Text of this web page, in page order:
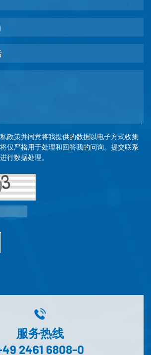
服务热线
2461 6808-0
政策并同意将我提供的数据以电子方式收集
仅严格用于处理和回答我的问询。提交联系
行数据处理。